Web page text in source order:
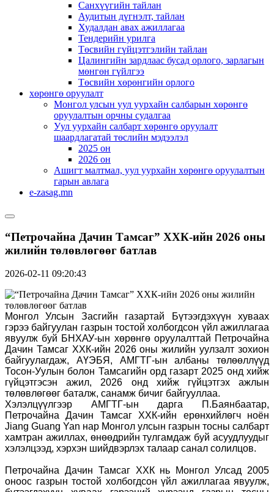
Санхүүгийн тайлан
Аудитын дүгнэлт, тайлан
Худалдан авах ажиллагаа
Тендерийн урилга
Төсвийн гүйцэтгэлийн тайлан
Цалингийн зардлаас бусад орлого, зарлагын
мөнгөн гүйлгээ
Төсвийн хөрөнгийн орлого
хөрөнгө оруулалт
Монгол улсын уул уурхайн салбарын хөрөнгө
оруулалтын орчны судалгаа
Уул уурхайн салбарт хөрөнгө оруулалт
шаардлагатай төслийн мэдээлэл
2025 он
2026 он
Ашигт малтмал, уул уурхайн хөрөнгө оруулалтын
гарын авлага
e-zasag.mn
“Петрочайна Дачин Тамсаг” ХХК-ийн 2026 оны
жилийн төлөвлөгөөг батлав
2026-02-11 09:20:43
Монгол Улсын Засгийн газартай Бүтээгдэхүүн хуваах
гэрээ байгуулан газрын тостой холбогдсон үйл ажиллагаа
явуулж буй БНХАУ-ын хөрөнгө оруулалттай Петрочайна
Дачин Тамсаг ХХК-ийн 2026 оны жилийн уулзалт зохион
байгуулагдаж, АҮЭБЯ, АМГТГ-ын албаны төлөөллүүд
Тосон-Уулын болон Тамсагийн орд газарт 2025 онд хийж
гүйцэтгэсэн ажил, 2026 онд хийж гүйцэтгэх ажлын
төлөвлөгөөг баталж, санамж бичиг байгууллаа.
Хэлэлцүүлгээр АМГТГ-ын дарга П.Баянбаатар,
Петрочайна Дачин Тамсаг ХХК-ийн ерөнхийлөгч ноён
Jiang Guang Yan нар Монгол улсын газрын тосны салбарт
хамтран ажиллах, өнөөдрийн тулгамдаж буй асуудлуудыг
хэлэлцээд, хэрхэн шийдвэрлэх талаар санал солилцов.
Петрочайна Дачин Тамсаг ХХК нь Монгол Улсад 2005
оноос газрын тостой холбогдсон үйл ажиллагаа явуулж,